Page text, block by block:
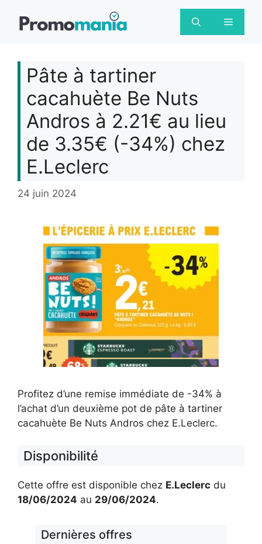
Menu
Pâte à tartiner
cacahuète Be Nuts
Andros à 2.21€ au lieu
de 3.35€ (-34%) chez
E.Leclerc
24 juin 2024
Profitez d’une remise immédiate de -34% à
l’achat d’un deuxième pot de pâte à tartiner
cacahuète Be Nuts Andros chez E.Leclerc.
Disponibilité
Cette offre est disponible chez E.Leclerc du
18/06/2024 au 29/06/2024.
Dernières offres